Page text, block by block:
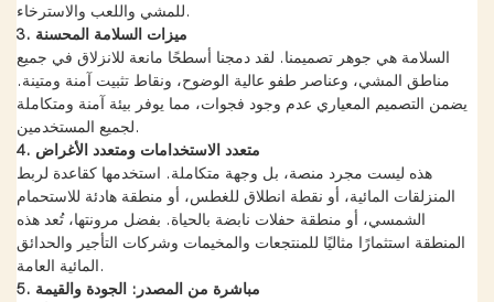
للمشي واللعب والاسترخاء.
3. ميزات السلامة المحسنة
السلامة هي جوهر تصميمنا. لقد دمجنا أسطحًا مانعة للانزلاق في جميع
مناطق المشي، وعناصر طفو عالية الوضوح، ونقاط تثبيت آمنة ومتينة.
يضمن التصميم المعياري عدم وجود فجوات، مما يوفر بيئة آمنة ومتكاملة
لجميع المستخدمين.
4. متعدد الاستخدامات ومتعدد الأغراض
هذه ليست مجرد منصة، بل وجهة متكاملة. استخدمها كقاعدة لربط
المنزلقات المائية، أو نقطة انطلاق للغطس، أو منطقة هادئة للاستحمام
الشمسي، أو منطقة حفلات نابضة بالحياة. بفضل مرونتها، تُعد هذه
المنطقة استثمارًا مثاليًا للمنتجعات والمخيمات وشركات التأجير والحدائق
المائية العامة.
5. مباشرة من المصدر: الجودة والقيمة